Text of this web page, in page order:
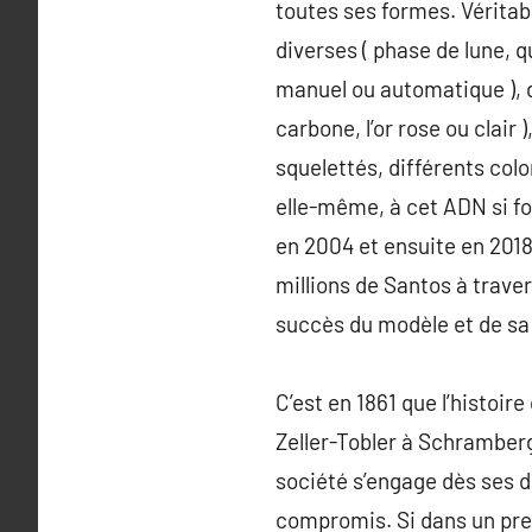
toutes ses formes.
diverses ( phase de lune,
manuel ou automatique ),
carbone, l’or rose ou
squelettés, différents
elle-même, à cet ADN si
en 2004 et ensuite en
millions de Santos à
succès du modèle et de
C’est en 1861 que
Zeller-Tobler à
société s’engage dès
compromis. Si dans un